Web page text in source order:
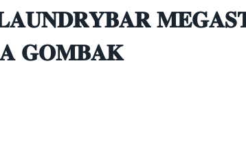
𝐆𝐎𝐌𝐁𝐀𝐊